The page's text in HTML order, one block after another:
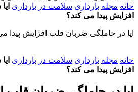
خانه مجله بارداری سلامت در بارداری
افزایش پیدا می کند؟
ایا در حاملگی ضربان قلب افزایش پیدا
خانه مجله بارداری سلامت در بارداری
افزایش پیدا می کند؟